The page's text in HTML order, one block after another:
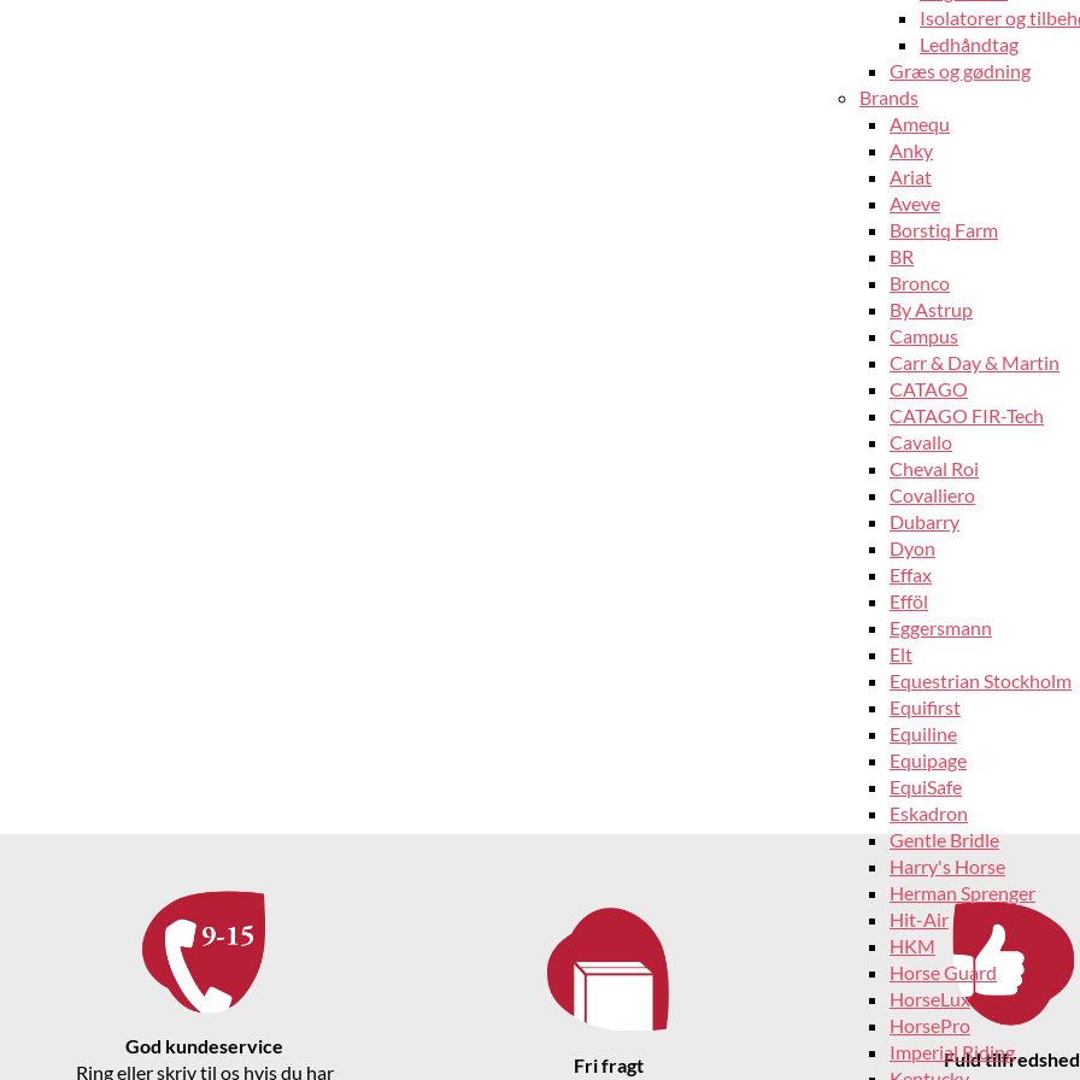
Isolatorer og
Ledhåndtag
Græs og gødning
Brands
Amequ
Anky
Ariat
Aveve
Borstiq Farm
BR
Bronco
By Astrup
Campus
Carr & Day & Martin
CATAGO
CATAGO FIR-Tech
Cavallo
Cheval Roi
Covalliero
Dubarry
Dyon
Effax
Efföl
Eggersmann
Elt
Equestrian Stockholm
Equifirst
Equiline
Equipage
EquiSafe
Eskadron
Gentle Bridle
Harry's Horse
Herman Sprenger
Hit-Air
HKM
Horse Guard
HorseLux
HorsePro
Imperial Riding
God kundeservice
Ring eller skriv til os hvis du har
Fri fragt
Fuld tilfredshed